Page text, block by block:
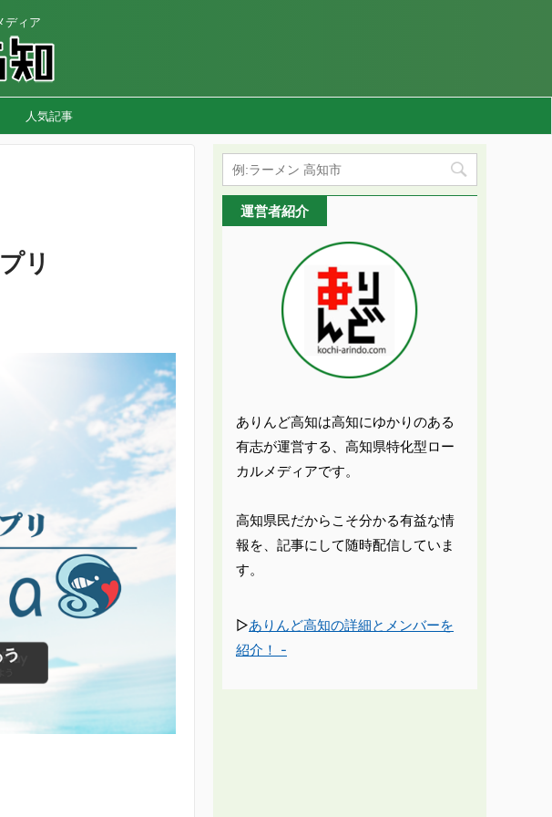
ディア
人気記事
リ
運営者紹介
ありんど高知は高知にゆかりのある
有志が運営する、高知県特化型ロー
カルメディアです。
高知県民だからこそ分かる有益な情
報を、記事にして随時配信していま
す。
▷ありんど高知の詳細とメンバーを
紹介！ -